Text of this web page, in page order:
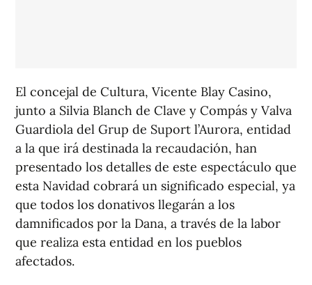
El concejal de Cultura, Vicente Blay Casino,
junto a Silvia Blanch de Clave y Compás y Valva
Guardiola del Grup de Suport l’Aurora, entidad
a la que irá destinada la recaudación, han
presentado los detalles de este espectáculo que
esta Navidad cobrará un significado especial, ya
que todos los donativos llegarán a los
damnificados por la Dana, a través de la labor
que realiza esta entidad en los pueblos
afectados.